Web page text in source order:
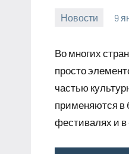
Новости 9
Во многих
просто
частью
применяются в
фестивалях и